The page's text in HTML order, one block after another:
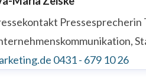
Pressesprecherin
0431 - 679 10 26